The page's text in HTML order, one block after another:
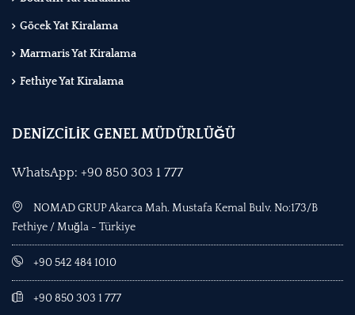
Göcek Yat Kiralama
Marmaris Yat Kiralama
Fethiye Yat Kiralama
DENİZCİLİK GENEL MÜDÜRLÜĞÜ
WhatsApp: +90 850 303 1 777
NOMAD GRUP Akarca Mah. Mustafa Kemal Bulv. No:173/B
Fethiye / Muğla - Türkiye
+90 542 484 1010
+90 850 303 1 777